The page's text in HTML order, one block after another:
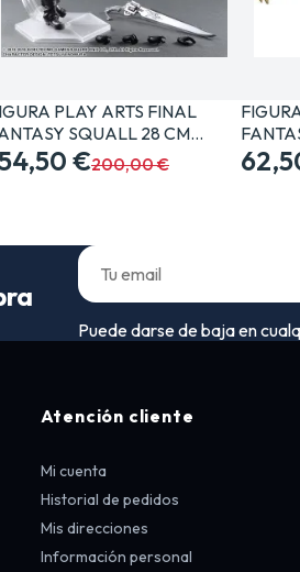
PLAY ARTS FINAL
SQUALL 28 CM…
€200,00 €
Puede darse de baja en
Atención cliente
Mi cuenta
Historial de pedidos
Mis direcciones
Información personal